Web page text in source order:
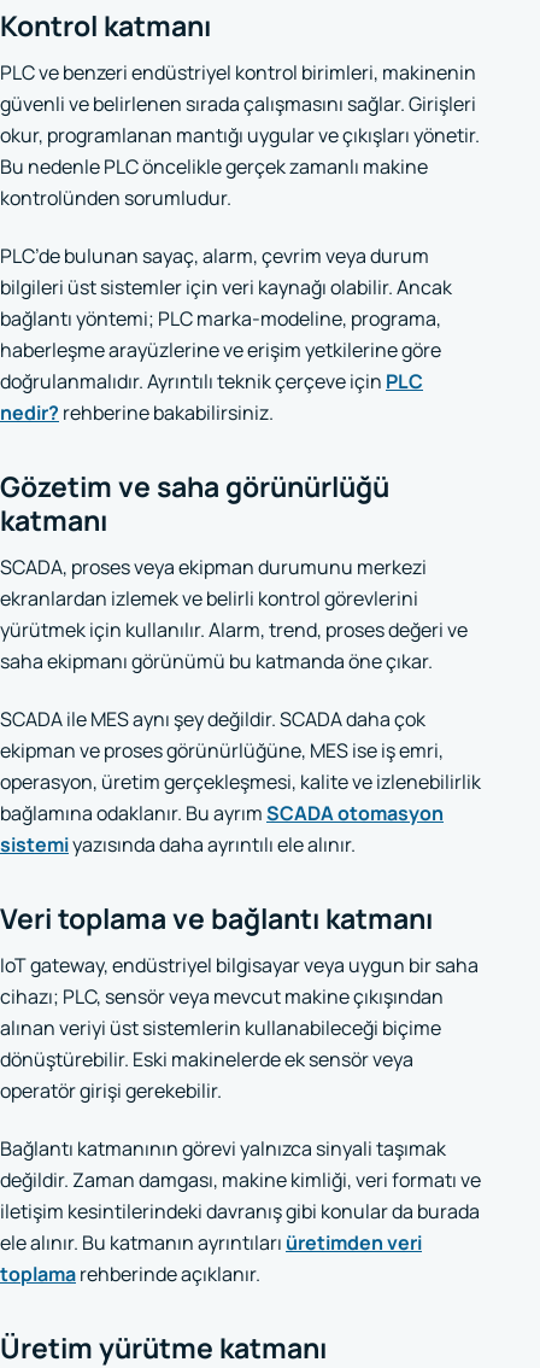
Kontrol katmanı
PLC ve benzeri endüstriyel kontrol birimleri, makinenin
güvenli ve belirlenen sırada çalışmasını sağlar. Girişleri
okur, programlanan mantığı uygular ve çıkışları yönetir.
Bu nedenle PLC öncelikle gerçek zamanlı makine
kontrolünden sorumludur.
PLC’de bulunan sayaç, alarm, çevrim veya durum
bilgileri üst sistemler için veri kaynağı olabilir. Ancak
bağlantı yöntemi; PLC marka-modeline, programa,
haberleşme arayüzlerine ve erişim yetkilerine göre
doğrulanmalıdır. Ayrıntılı teknik çerçeve için PLC
nedir? rehberine bakabilirsiniz.
Gözetim ve saha görünürlüğü
katmanı
SCADA, proses veya ekipman durumunu merkezi
ekranlardan izlemek ve belirli kontrol görevlerini
yürütmek için kullanılır. Alarm, trend, proses değeri ve
saha ekipmanı görünümü bu katmanda öne çıkar.
SCADA ile MES aynı şey değildir. SCADA daha çok
ekipman ve proses görünürlüğüne, MES ise iş emri,
operasyon, üretim gerçekleşmesi, kalite ve izlenebilirlik
bağlamına odaklanır. Bu ayrımSCADA otomasyon
sistemiyazısında daha ayrıntılı ele alınır.
Veri toplama ve bağlantı katmanı
IoT gateway, endüstriyel bilgisayar veya uygun bir saha
cihazı; PLC, sensör veya mevcut makine çıkışından
alınan veriyi üst sistemlerin kullanabileceği biçime
dönüştürebilir. Eski makinelerde ek sensör veya
operatör girişi gerekebilir.
Bağlantı katmanının görevi yalnızca sinyali taşımak
değildir. Zaman damgası, makine kimliği, veri formatı ve
iletişim kesintilerindeki davranış gibi konular da burada
ele alınır. Bu katmanın ayrıntıları üretimden veri
toplamarehberinde açıklanır.
Üretim yürütme katmanı